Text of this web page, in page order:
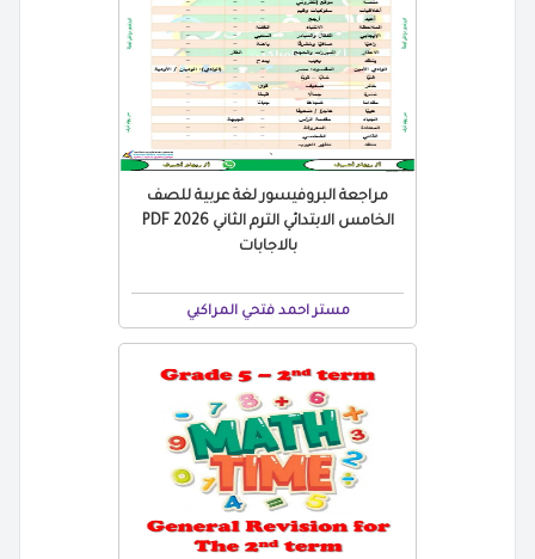
مراجعة البروفيسور لغة عربية للصف
الخامس الابتدائي الترم الثاني 2026 PDF
بالاجابات
مستر احمد فتحي المراكبي